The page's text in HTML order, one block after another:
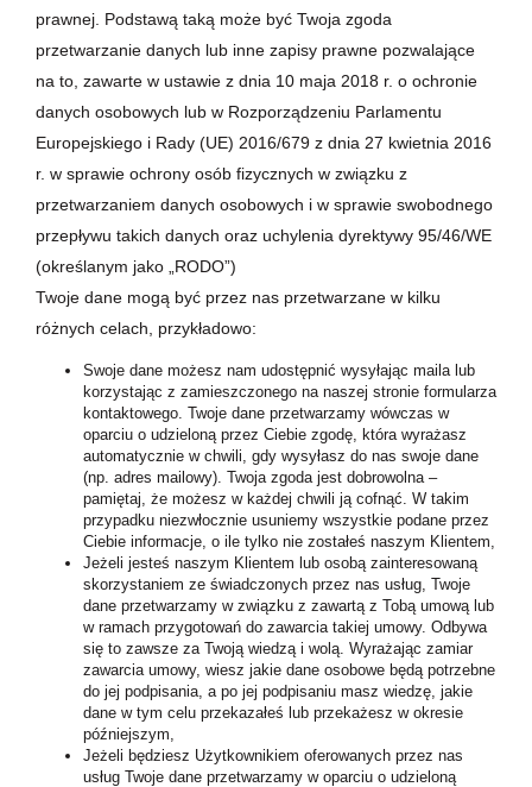
prawnej. Podstawą taką może być Twoja zgoda
przetwarzanie danych lub inne zapisy prawne pozwalające
na to, zawarte w ustawie z dnia 10 maja 2018 r. o ochronie
danych osobowych lub w Rozporządzeniu Parlamentu
Europejskiego i Rady (UE) 2016/679 z dnia 27 kwietnia 2016
r. w sprawie ochrony osób fizycznych w związku z
przetwarzaniem danych osobowych i w sprawie swobodnego
przepływu takich danych oraz uchylenia dyrektywy 95/46/WE
(określanym jako „RODO”)
Twoje dane mogą być przez nas przetwarzane w kilku
różnych celach, przykładowo:
Swoje dane możesz nam udostępnić wysyłając maila lub
korzystając z zamieszczonego na naszej stronie formularza
kontaktowego. Twoje dane przetwarzamy wówczas w
oparciu o udzieloną przez Ciebie zgodę, która wyrażasz
automatycznie w chwili, gdy wysyłasz do nas swoje dane
(np. adres mailowy). Twoja zgoda jest dobrowolna –
pamiętaj, że możesz w każdej chwili ją cofnąć. W takim
przypadku niezwłocznie usuniemy wszystkie podane przez
Ciebie informacje, o ile tylko nie zostałeś naszym Klientem,
Jeżeli jesteś naszym Klientem lub osobą zainteresowaną
skorzystaniem ze świadczonych przez nas usług, Twoje
dane przetwarzamy w związku z zawartą z Tobą umową lub
w ramach przygotowań do zawarcia takiej umowy. Odbywa
się to zawsze za Twoją wiedzą i wolą. Wyrażając zamiar
zawarcia umowy, wiesz jakie dane osobowe będą potrzebne
do jej podpisania, a po jej podpisaniu masz wiedzę, jakie
dane w tym celu przekazałeś lub przekażesz w okresie
późniejszym,
Jeżeli będziesz Użytkownikiem oferowanych przez nas
usług Twoje dane przetwarzamy w oparciu o udzieloną